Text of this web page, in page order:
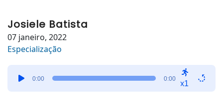
Josiele Batista
07 janeiro, 2022
Especialização
0:00 0:00
x1